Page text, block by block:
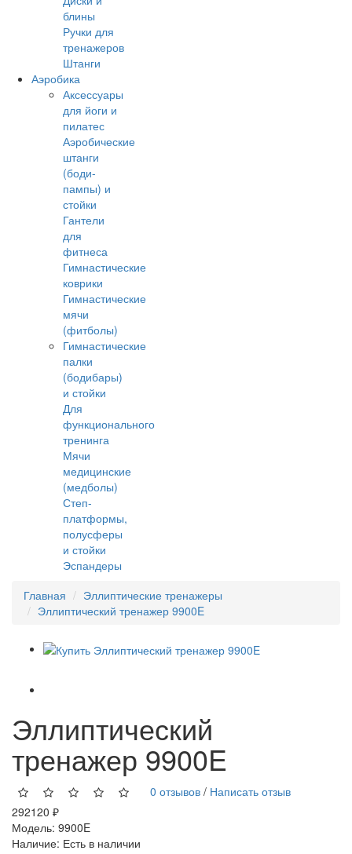
блины
Ручки для
тренажеров
Штанги
Аэробика
Аксессуары
для йоги и
пилатес
Аэробические
штанги
(боди-
пампы) и
стойки
Гантели
для
фитнеса
Гимнастические
коврики
Гимнастические
мячи
(фитболы)
Гимнастические
палки
(бодибары)
и стойки
Для
функционального
тренинга
Мячи
медицинские
(медболы)
Степ-
платформы,
полусферы
и стойки
Эспандеры
Главная
Эллиптические тренажеры
Эллиптический тренажер 9900E
Эллиптический
тренажер 9900E
0 отзывов / Написать отзыв
292120 ₽
Модель: 9900E
Наличие: Есть в наличии